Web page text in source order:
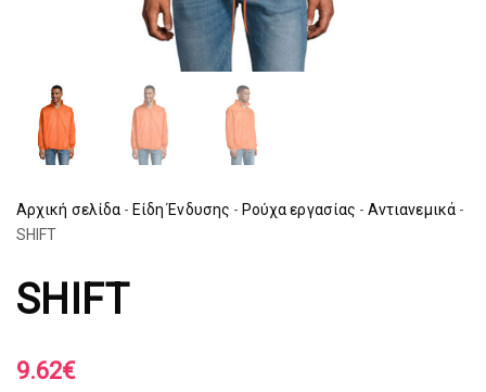
Αρχική σελίδα - Είδη Ένδυσης - Ρούχα εργασίας - Αντιανεμικά -
SHIFT
SHIFT
9.62€